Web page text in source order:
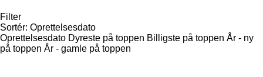
Filter
Sortér: Oprettelsesdato
Oprettelsesdato Dyreste på toppen Billigste på toppen År - ny
på toppen År - gamle på toppen